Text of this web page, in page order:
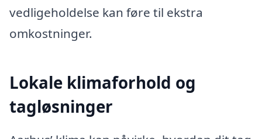
vedligeholdelse kan føre til ekstra
omkostninger.
Lokale klimaforhold og
tagløsninger